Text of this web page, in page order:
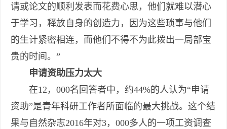
请或论文的顺利发表而花费心思，他们就难以潜心
于学习，释放自身的创造力，因为这些琐事与他们
的生计紧密相连，而他们不得不为此拨出一局部宝
贵的时间。”
申请资助压力太大
在12，000名回答者中，约44%的人认为“申请
资助”是青年科研工作者所面临的最大挑战。这个结
果与自然杂志2016年对3，000多人的一项工资调查